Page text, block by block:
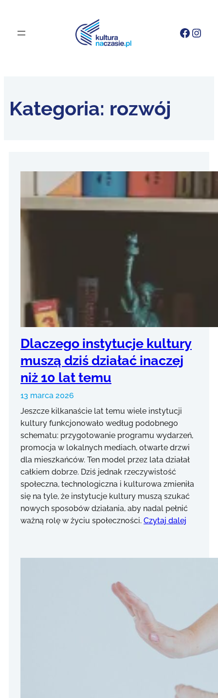
Kategoria: rozwój
Dlaczego instytucje kultury
muszą dziś działać inaczej
niż 10 lat temu
13 marca 2026
Jeszcze kilkanaście lat temu wiele instytucji
kultury funkcjonowało według podobnego
schematu: przygotowanie programu wydarzeń,
promocja w lokalnych mediach, otwarte drzwi
dla mieszkańców. Ten model przez lata działał
całkiem dobrze. Dziś jednak rzeczywistość
społeczna, technologiczna i kulturowa zmieniła
się na tyle, że instytucje kultury muszą szukać
nowych sposobów działania, aby nadal pełnić
ważną rolę w życiu społeczności. Czytaj dalej